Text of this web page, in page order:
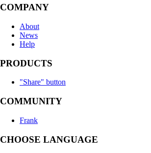
COMPANY
About
News
Help
PRODUCTS
"Share" button
COMMUNITY
Frank
CHOOSE LANGUAGE